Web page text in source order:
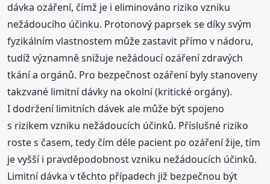
dávka ozáření, čímž je i eliminováno riziko vzniku
nežádoucího účinku. Protonový paprsek se díky svým
fyzikálním vlastnostem může zastavit přímo v nádoru,
tudíž významně snižuje nežádoucí ozáření zdravých
tkání a orgánů. Pro bezpečnost ozáření byly stanoveny
takzvané limitní dávky na okolní (kritické orgány).
I dodržení limitních dávek ale může být spojeno
s rizikem vzniku nežádoucích účinků. Příslušné riziko
roste s časem, tedy čím déle pacient po ozáření žije, tím
je vyšší i pravděpodobnost vzniku nežádoucích účinků.
Limitní dávka v těchto případech již bezpečnou být